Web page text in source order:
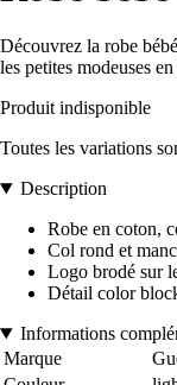
Découvrez la robe
les petites modeuses
Produit indisponible
Toutes les variations
Description
Robe en coton,
Col rond et
Logo brodé sur
Détail color
Informations
Marque